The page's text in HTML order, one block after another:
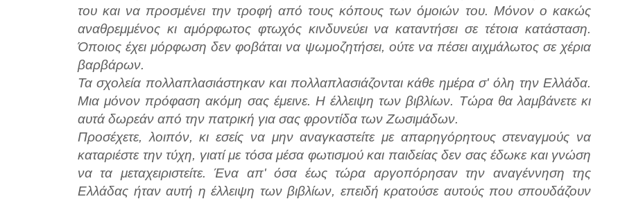
του και να προσμένει την τροφή από τους κόπους των όμοιών του. Μόνον ο κακώς
αναθρεμμένος κι αμόρφωτος φτωχός κινδυνεύει να καταντήσει σε τέτοια κατάσταση.
Όποιος έχει μόρφωση δεν φοβάται να ψωμοζητήσει, ούτε να πέσει αιχμάλωτος σε χέρια
βαρβάρων.
Τα σχολεία πολλαπλασιάστηκαν και πολλαπλασιάζονται κάθε ημέρα σ' όλη την Ελλάδα.
Μια μόνον πρόφαση ακόμη σας έμεινε. Η έλλειψη των βιβλίων. Τώρα θα λαμβάνετε κι
αυτά δωρεάν από την πατρική για σας φροντίδα των Ζωσιμάδων.
Προσέχετε, λοιπόν, κι εσείς να μην αναγκαστείτε με απαρηγόρητους στεναγμούς να
καταριέστε την τύχη, γιατί με τόσα μέσα φωτισμού και παιδείας δεν σας έδωκε και γνώση
να τα μεταχειριστείτε. Ένα απ' όσα έως τώρα αργοπόρησαν την αναγέννηση της
Ελλάδας ήταν αυτή η έλλειψη των βιβλίων, επειδή κρατούσε αυτούς που σπουδάζουν